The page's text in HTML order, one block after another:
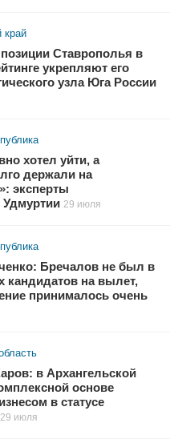
край
Ставрополья в
укрепляют его
узла Юга России
хотел уйти, а
держали на
эксперты
29 июля
Бречалов не был в
кандидатов на вылет,
принималось очень
в Архангельской
основе
в статусе
29 июля